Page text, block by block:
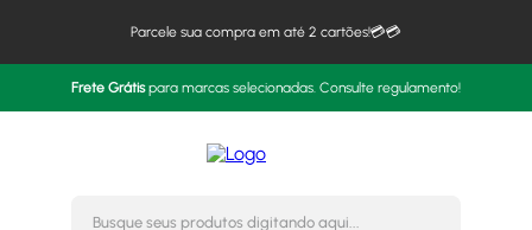
Parcele sua compra em até 2 cartões!💳💳
Frete Grátispara marcas selecionadas. Consulte regulamento!